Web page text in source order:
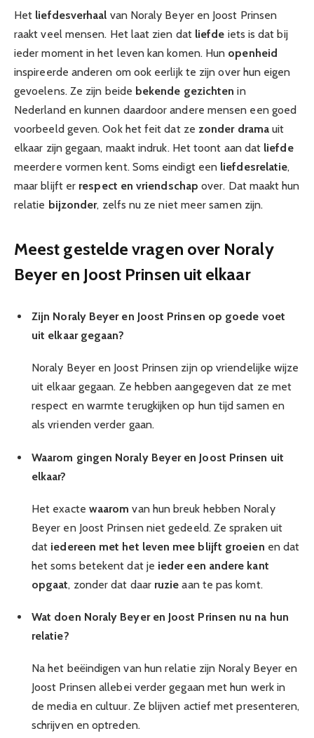
Het liefdesverhaal van Noraly Beyer en Joost Prinsen
raakt veel mensen. Het laat zien dat liefde iets is dat bij
ieder moment in het leven kan komen. Hun openheid
inspireerde anderen om ook eerlijk te zijn over hun eigen
gevoelens. Ze zijn beide bekende gezichten in
Nederland en kunnen daardoor andere mensen een goed
voorbeeld geven. Ook het feit dat ze zonder dramauit
elkaar zijn gegaan, maakt indruk. Het toont aan dat liefde
meerdere vormen kent. Soms eindigt een liefdesrelatie,
maar blijft er respect en vriendschap over. Dat maakt hun
relatie bijzonder, zelfs nu ze niet meer samen zijn.
Meest gestelde vragen over Noraly
Beyer en Joost Prinsen uit elkaar
Zijn Noraly Beyer en Joost Prinsen op goede voet
uit elkaar gegaan?
Noraly Beyer en Joost Prinsen zijn op vriendelijke wijze
uit elkaar gegaan. Ze hebben aangegeven dat ze met
respect en warmte terugkijken op hun tijd samen en
als vrienden verder gaan.
Waarom gingen Noraly Beyer en Joost Prinsen uit
elkaar?
Het exacte waarom van hun breuk hebben Noraly
Beyer en Joost Prinsen niet gedeeld. Ze spraken uit
dat iedereen met het leven mee blijft groeien en dat
het soms betekent dat je ieder een andere kant
opgaat, zonder dat daar ruzie aan te pas komt.
Wat doen Noraly Beyer en Joost Prinsen nu na hun
relatie?
Na het beëindigen van hun relatie zijn Noraly Beyer en
Joost Prinsen allebei verder gegaan met hun werk in
de media en cultuur. Ze blijven actief met presenteren,
schrijven en optreden.